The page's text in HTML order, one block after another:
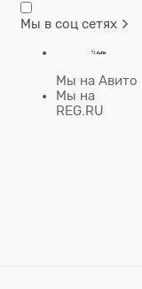
Мы в соц сетях
Мы на Авито
Мы на
REG.RU